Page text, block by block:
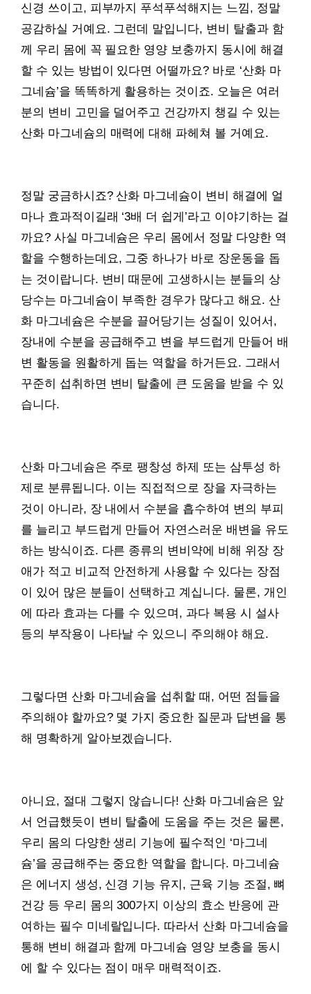
신경 쓰이고, 피부까지 푸석푸석해지는 느낌, 정말
공감하실 거예요. 그런데 말입니다, 변비 탈출과 함
께 우리 몸에 꼭 필요한 영양 보충까지 동시에 해결
할 수 있는 방법이 있다면 어떨까요? 바로 ‘산화 마
그네슘’을 똑똑하게 활용하는 것이죠. 오늘은 여러
분의 변비 고민을 덜어주고 건강까지 챙길 수 있는
산화 마그네슘의 매력에 대해 파헤쳐 볼 거예요.
정말 궁금하시죠? 산화 마그네슘이 변비 해결에 얼
마나 효과적이길래 ‘3배 더 쉽게’라고 이야기하는 걸
까요? 사실 마그네슘은 우리 몸에서 정말 다양한 역
할을 수행하는데요, 그중 하나가 바로 장운동을 돕
는 것이랍니다. 변비 때문에 고생하시는 분들의 상
당수는 마그네슘이 부족한 경우가 많다고 해요. 산
화 마그네슘은 수분을 끌어당기는 성질이 있어서,
장내에 수분을 공급해주고 변을 부드럽게 만들어 배
변 활동을 원활하게 돕는 역할을 하거든요. 그래서
꾸준히 섭취하면 변비 탈출에 큰 도움을 받을 수 있
습니다.
산화 마그네슘은 주로 팽창성 하제 또는 삼투성 하
제로 분류됩니다. 이는 직접적으로 장을 자극하는
것이 아니라, 장 내에서 수분을 흡수하여 변의 부피
를 늘리고 부드럽게 만들어 자연스러운 배변을 유도
하는 방식이죠. 다른 종류의 변비약에 비해 위장 장
애가 적고 비교적 안전하게 사용할 수 있다는 장점
이 있어 많은 분들이 선택하고 계십니다. 물론, 개인
에 따라 효과는 다를 수 있으며, 과다 복용 시 설사
등의 부작용이 나타날 수 있으니 주의해야 해요.
그렇다면 산화 마그네슘을 섭취할 때, 어떤 점들을
주의해야 할까요? 몇 가지 중요한 질문과 답변을 통
해 명확하게 알아보겠습니다.
아니요, 절대 그렇지 않습니다! 산화 마그네슘은 앞
서 언급했듯이 변비 탈출에 도움을 주는 것은 물론,
우리 몸의 다양한 생리 기능에 필수적인 ‘마그네
슘’을 공급해주는 중요한 역할을 합니다. 마그네슘
은 에너지 생성, 신경 기능 유지, 근육 기능 조절, 뼈
건강 등 우리 몸의 300가지 이상의 효소 반응에 관
여하는 필수 미네랄입니다. 따라서 산화 마그네슘을
통해 변비 해결과 함께 마그네슘 영양 보충을 동시
에 할 수 있다는 점이 매우 매력적이죠.